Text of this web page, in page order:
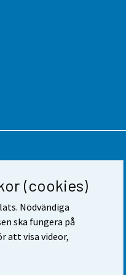
(cookies)
Nödvändiga
ska fungera på
att visa videor,